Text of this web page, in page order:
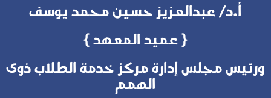
أ.د/ عبدالعزيز حسين محمد يوسف
{ عميد المعهد }
ورئيس مجلس إدارة مركز خدمة الطلاب ذوى
الهمم